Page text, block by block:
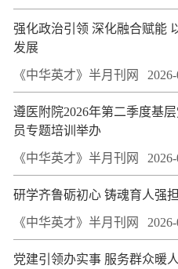
强化政治引领 深化融合赋能 以高质量党建引领客运高质量
发展
《中华英才》半月刊网
遵医附院2026年第二季度基
员专题培训举办
《中华英才》半月刊网
研学齐鲁砺初心 铸魂育人强
《中华英才》半月刊网
党建引领办实事 服务群众暖